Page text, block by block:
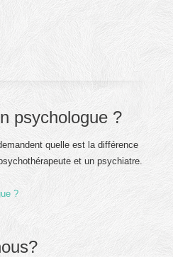
psychologue ?
quelle est la différence
et un psychiatre.
?